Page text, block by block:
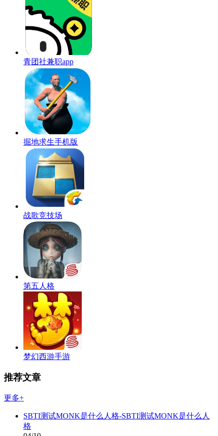
青团社兼职app
掘地求生手机版
战歌竞技场
第五人格
梦幻西游手游
推荐文章
更多+
SBTI测试MONK是什么人格-SBTI测试MONK是什么人
格